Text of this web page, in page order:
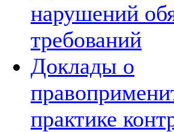
нарушений
требований
Доклады о
практике